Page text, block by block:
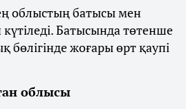
облыстың батысы мен
күтіледі. Батысында төтенше
бөлігінде жоғары өрт қаупі
облысы